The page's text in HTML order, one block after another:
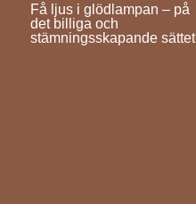
Få ljus i glödlampan – på
det billiga och
stämningsskapande sättet